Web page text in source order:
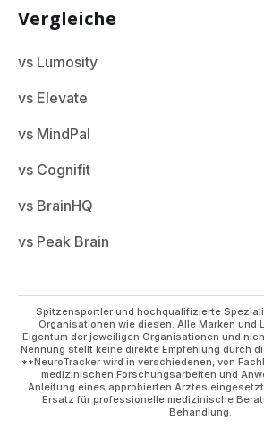
Vergleiche
vs Lumosity
vs Elevate
vs MindPal
vs Cognifit
vs BrainHQ
vs Peak Brain
Spitzensportler und hochqualifizierte
Organisationen wie diesen. Alle Marken und
Eigentum der jeweiligen Organisationen und
Nennung stellt keine direkte Empfehlung durch
**NeuroTracker wird in verschiedenen, von
medizinischen Forschungsarbeiten und
Anleitung eines approbierten Arztes
Ersatz für professionelle medizinische
Behandlung.